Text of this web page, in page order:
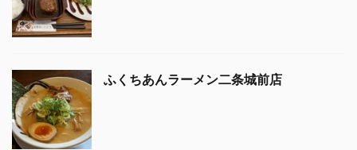
ふくちあんラーメン二条城前店